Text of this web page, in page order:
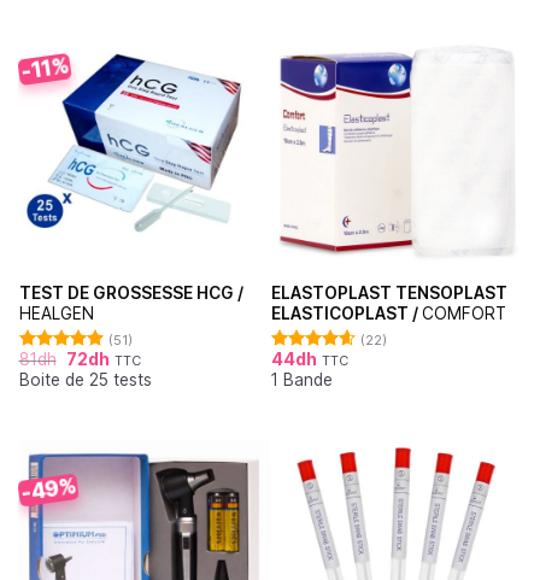
-11%
TEST DE GROSSESSE HCG /
HEALGEN
Note
4.88
sur 5
(51)
81dh 72dh TTC
Boite de 25 tests
ELASTOPLAST TENSOPLAST
ELASTICOPLAST /COMFORT
Note4.64
sur 5
(22)
44dh TTC
1 Bande
-49%